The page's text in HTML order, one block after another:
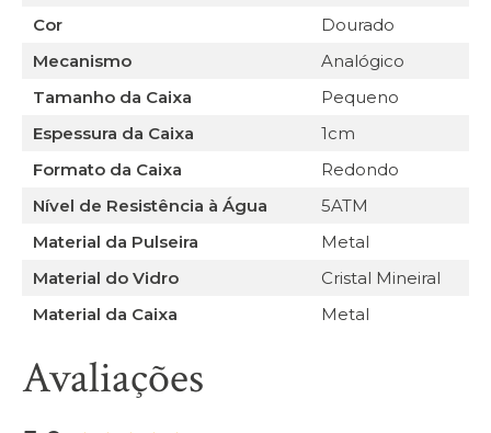
Cor
Dourado
Mecanismo
Analógico
Tamanho da Caixa
Pequeno
Espessura da Caixa
1cm
Formato da Caixa
Redondo
Nível de Resistência à Água
5ATM
Material da Pulseira
Metal
Material do Vidro
Cristal Mineiral
Material da Caixa
Metal
Avaliações